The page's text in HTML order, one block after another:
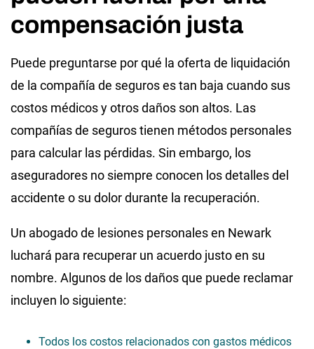
compensación justa
Puede preguntarse por qué la oferta de liquidación
de la compañía de seguros es tan baja cuando sus
costos médicos y otros daños son altos. Las
compañías de seguros tienen métodos personales
para calcular las pérdidas. Sin embargo, los
aseguradores no siempre conocen los detalles del
accidente o su dolor durante la recuperación.
Un abogado de lesiones personales en Newark
luchará para recuperar un acuerdo justo en su
nombre. Algunos de los daños que puede reclamar
incluyen lo siguiente:
Todos los costos relacionados con gastos médicos